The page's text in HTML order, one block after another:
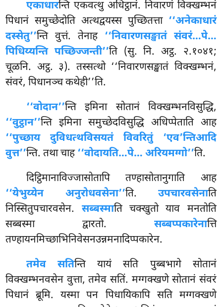
एकाधारन्ति एकवत्थु अधिट्ठानं. निवारणं विक्खम्भनं
पिधानं समुच्छेदोति अत्थद्वयस्स पुच्छितत्ता ‘‘अनेकाधारं
दस्सेतु’’न्ति वुत्तं. तेनाह ‘‘निवारणसङ्खातं संवरं…पे…
पिधिय्यन्ति पच्छिज्जन्ती’’ति (सु. नि. अट्ठ. २.१०४१;
चूळनि. अट्ठ. ३). तस्सत्थो ‘‘निवारणसङ्खातं विक्खम्भनं,
संवरं, पिधानञ्च कथेही’’ति.
‘‘वोदान’’न्ति इमिना सोतानं विक्खम्भनविसुद्धि,
‘‘वुट्ठान’’न्ति इमिना समुच्छेदविसुद्धि अधिप्पेताति आह
‘‘पुच्छाय दुविधत्थविसयतं विवरितुं ‘एव’न्तिआदि
वुत्त’’न्ति. तथा चाह‘‘वोदायति…पे… अरियमग्गो’’ति.
दिट्ठिमानाविज्जासोतापि तण्हासोतानुगाति आह
‘‘येभुय्येन अनुरोधवसेना’’ति. उपचारवसेनाति
निस्सितुपचारवसेन. सब्बस्माति चक्खुतो याव मनतोति
सब्बस्मा द्वारतो. सब्बप्पकारेनात्ति
तण्हायनमिच्छाभिनिवेसनउन्नमनादिप्पकारेन.
तमेव सतिन्ति यायं सति पुब्बभागे सोतानं
विक्खम्भनवसेन वुत्ता, तमेव सतिं. मग्गक्खणे सोतानं संवरं
पिधानं ब्रूमि. यस्मा पन पिधायिकापि सति मग्गक्खणे